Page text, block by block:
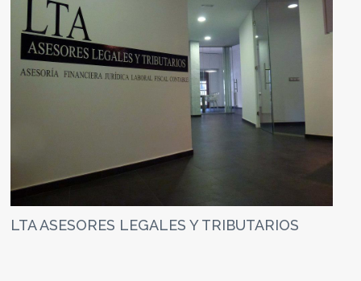
LTA ASESORES LEGALES Y TRIBUTARIOS